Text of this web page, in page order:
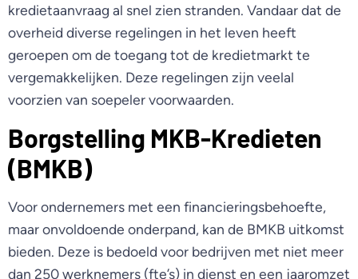
kredietaanvraag al snel zien stranden. Vandaar dat de
overheid diverse regelingen in het leven heeft
geroepen om de toegang tot de kredietmarkt te
vergemakkelijken. Deze regelingen zijn veelal
voorzien van soepeler voorwaarden.
Borgstelling MKB-Kredieten
(BMKB)
Voor ondernemers met een financieringsbehoefte,
maar onvoldoende onderpand, kan de BMKB uitkomst
bieden. Deze is bedoeld voor bedrijven met niet meer
dan 250 werknemers (fte’s) in dienst en een jaaromzet